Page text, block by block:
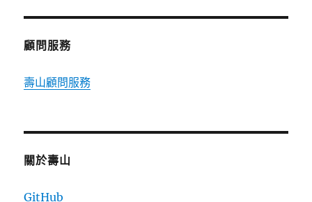
顧問服務
壽山顧問服務
關於壽山
GitHub